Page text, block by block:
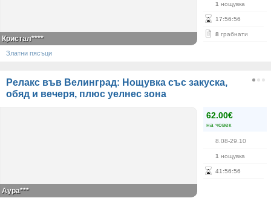
1 нощувка
17:56:55
8 грабнати
Кристал****
Златни пясъци
Релакс във Велинград: Нощувка със закуска,
обяд и вечеря, плюс уелнес зона
62.00€
на човек
8.08-29.10
1 нощувка
41 :56:55
Аура***